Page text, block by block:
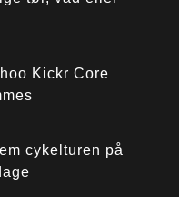
Kickr Core
cykelturen på